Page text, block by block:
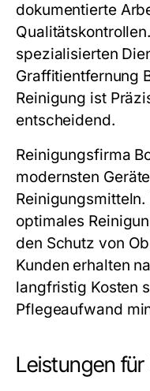
dokumentierte
spezialisierten
Graffitientfernung
Reinigung ist
entscheidend.
Reinigungsfirma
modernsten
optimales
den Schutz von
Kunden erhalten
langfristig Kosten
Pflegeaufwand
Leistungen